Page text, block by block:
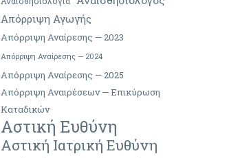
Απόρριψη Αγωγής
Απόρριψη Αναίρεσης — 2023
Απόρριψη Αναίρεσης — 2024
Απόρριψη Αναίρεσης — 2025
Απόρριψη Αναιρέσεων — Επικύρωση
Καταδικών
Αστική Ευθύνη
Αστική Ιατρική Ευθύνη